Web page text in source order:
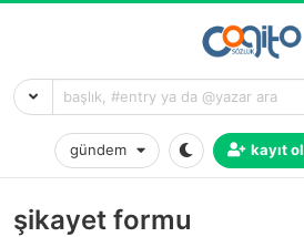
gündem kayıt ol
şikayet formu